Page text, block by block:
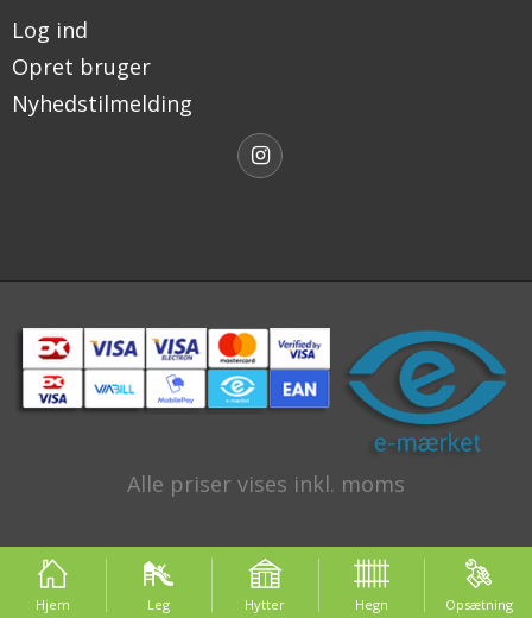
Log ind
Opret bruger
Nyhedstilmelding
Alle priser vises inkl. moms
Hjem Leg Hytter Hegn Opsætning